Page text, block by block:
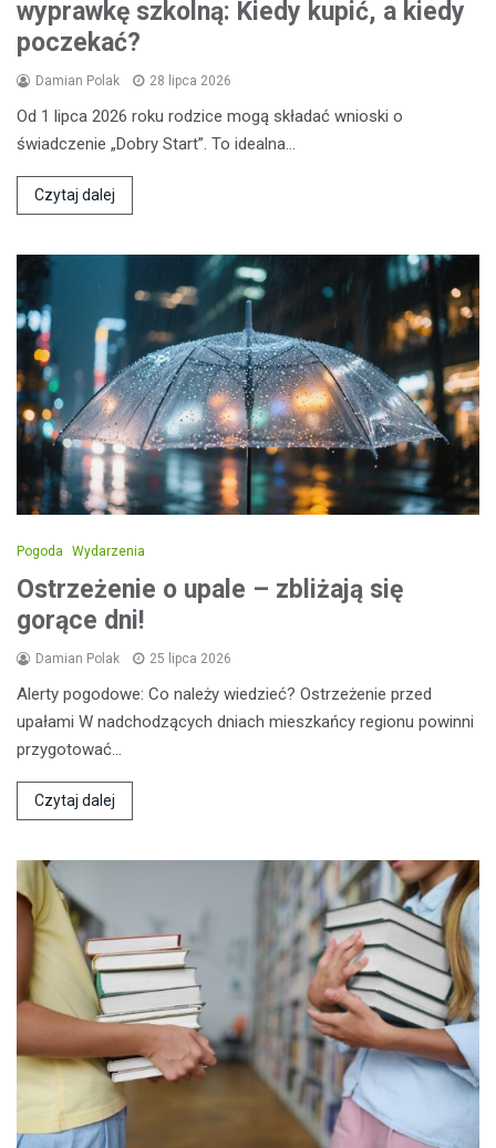
wyprawkę szkolną: Kiedy kupić, a kiedy
poczekać?
Damian Polak 28 lipca 2026
Od 1 lipca 2026 roku rodzice mogą składać wnioski o
świadczenie „Dobry Start”. To idealna…
Czytaj dalej
Pogoda Wydarzenia
Ostrzeżenie o upale – zbliżają się
gorące dni!
Damian Polak 25 lipca 2026
Alerty pogodowe: Co należy wiedzieć? Ostrzeżenie przed
upałami W nadchodzących dniach mieszkańcy regionu powinni
przygotować…
Czytaj dalej